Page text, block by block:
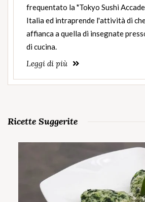
frequentato la "Tokyo Sushi
Italia ed intraprende l'attività di
affianca a quella di insegnate
di cucina.
Leggi di più
Ricette Suggerite